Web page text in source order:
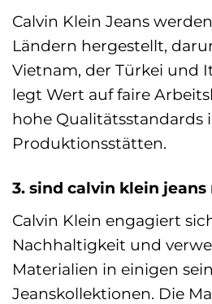
Calvin Klein Jeans
Ländern hergestellt,
Vietnam, der Türkei und
legt Wert auf faire
hohe Qualitätsstandards
Produktionsstätten.
3. sind calvin klein
Calvin Klein engagiert
Nachhaltigkeit und
Materialien in einigen
Jeanskollektionen. Die